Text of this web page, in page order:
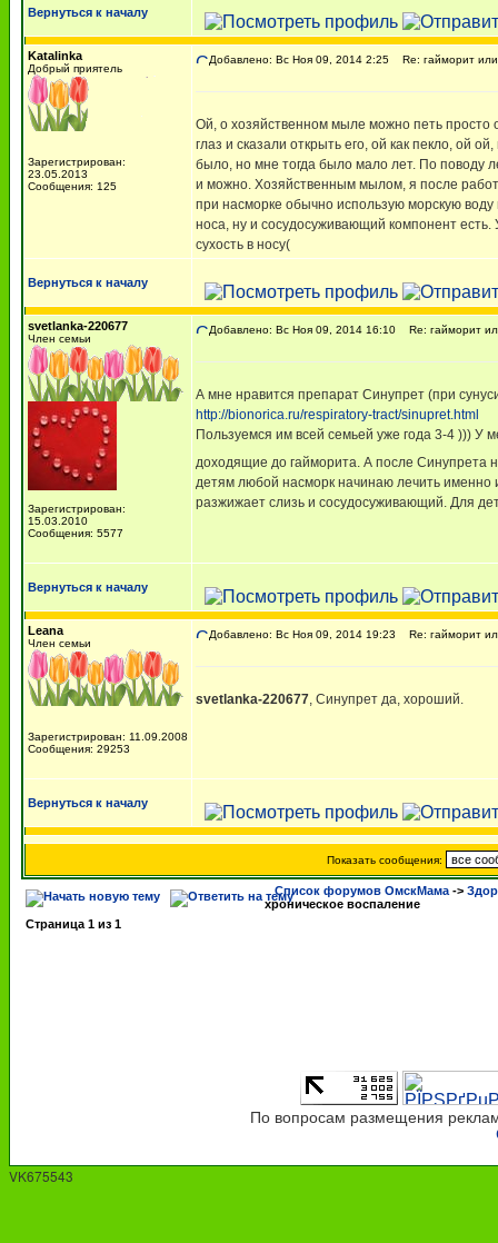
Вернуться к началу
Katalinka
Добрый приятель
Зарегистрирован:
23.05.2013
Сообщения: 125
Добавлено: Вс Ноя 09, 2014 2:25 Re: гайморит или
Ой, о хозяйственном мыле можно петь просто
глаз и сказали открыть его, ой как пекло, ой
было, но мне тогда было мало лет. По поводу
и можно. Хозяйственным мылом, я после
при насморке обычно использую морскую
носа, ну и сосудосуживающий компонент
сухость в носу(
Вернуться к началу
svetlanka-220677
Член семьи
Зарегистрирован:
15.03.2010
Сообщения: 5577
Добавлено: Вс Ноя 09, 2014 16:10 Re: гайморит
А мне нравится препарат Синупрет (при
http://bionorica.ru/respiratory-tract/sinupret.html
Пользуемся им всей семьей уже года 3-4 ))) У
доходящие до гайморита. А после Синупрета
детям любой насморк начинаю лечить именно
разжижает слизь и сосудосуживающий. Для
Вернуться к началу
Leana
Член семьи
Зарегистрирован: 11.09.2008
Сообщения: 29253
Добавлено: Вс Ноя 09, 2014 19:23 Re: гайморит
svetlanka-220677, Синупрет да, хороший.
Вернуться к началу
Показать сообщения:
Список форумов ОмскМама ->
хроническое воспаление
Страница 1 из 1
По вопросам размещения
VK675543